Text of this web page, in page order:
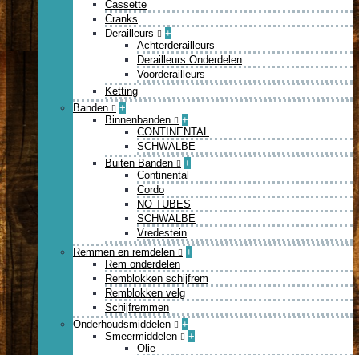
Cassette
Cranks
Derailleurs
+
Achterderailleurs
Derailleurs Onderdelen
Voorderailleurs
Ketting
Banden
+
Binnenbanden
+
CONTINENTAL
SCHWALBE
Buiten Banden
+
Continental
Cordo
NO TUBES
SCHWALBE
Vredestein
Remmen en remdelen
+
Rem onderdelen
Remblokken schijfrem
Remblokken velg
Schijfremmen
Onderhoudsmiddelen
+
Smeermiddelen
+
Olie